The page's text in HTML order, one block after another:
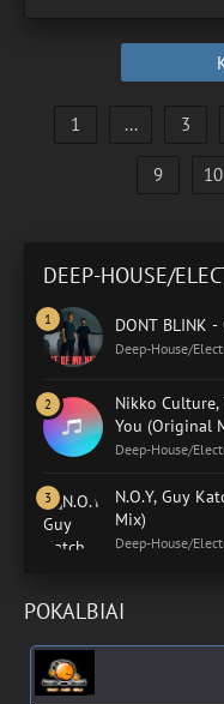
1 ... 3
9 10
DEEP-HOUSE/
DONT BLINK
Deep-House/
Nikko Culture,
You (Original
Deep-House/
N.O.Y, Guy
Mix)
Deep-House/
POKALBIAI